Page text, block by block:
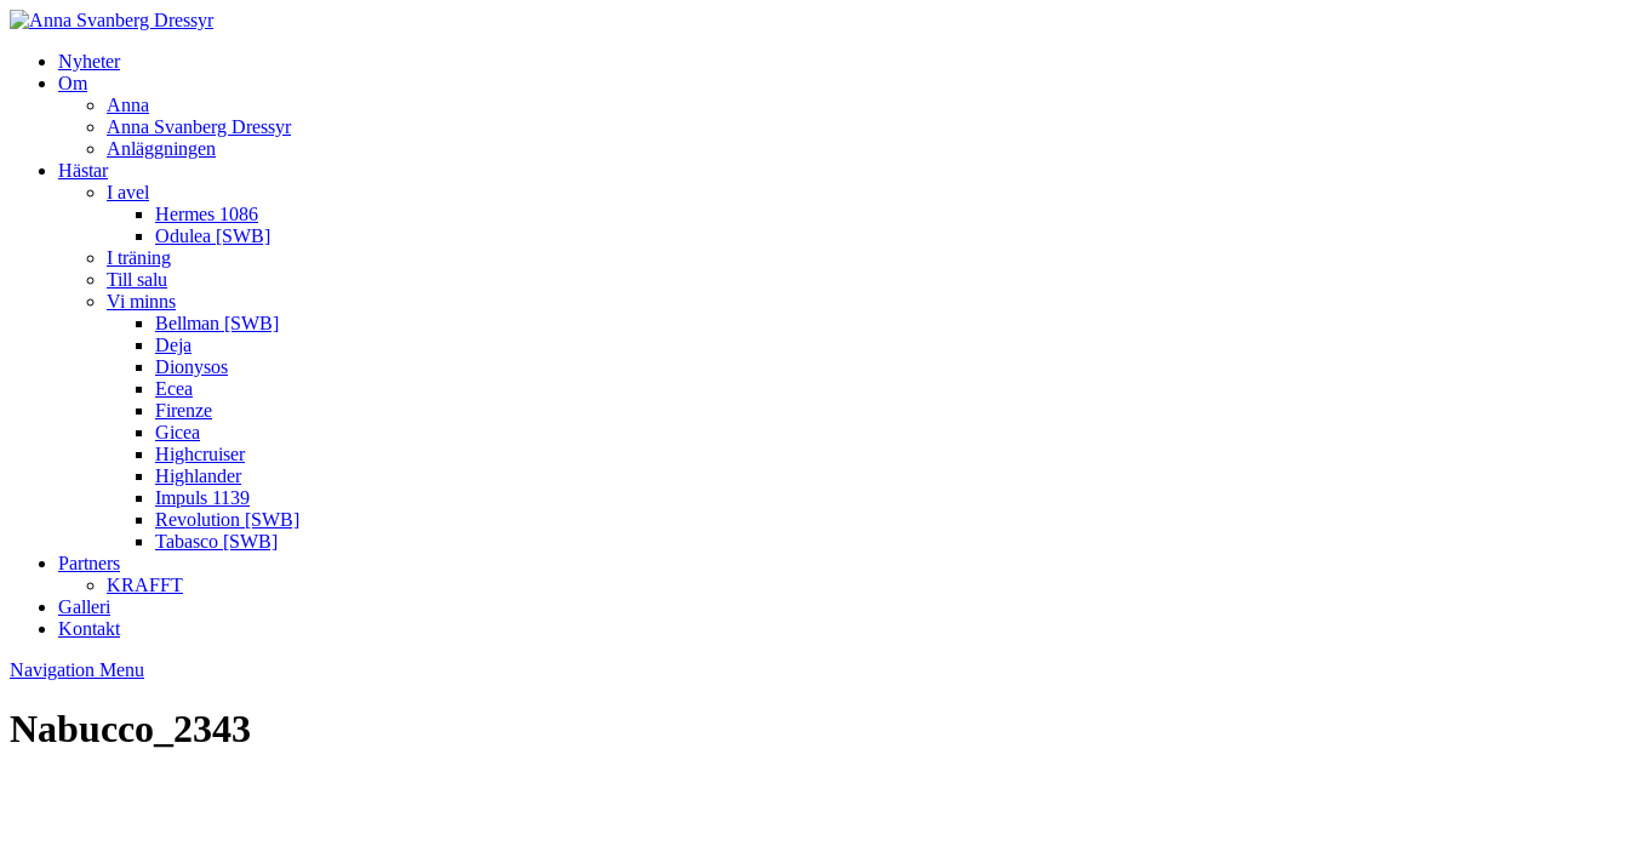
Nyheter
Om
Anna
Anna Svanberg Dressyr
Anläggningen
Hästar
I avel
Hermes 1086
Odulea [SWB]
I träning
Till salu
Vi minns
Bellman [SWB]
Deja
Dionysos
Ecea
Firenze
Gicea
Highcruiser
Highlander
Impuls 1139
Revolution [SWB]
Tabasco [SWB]
Partners
KRAFFT
Galleri
Kontakt
Navigation Menu
Nabucco_2343